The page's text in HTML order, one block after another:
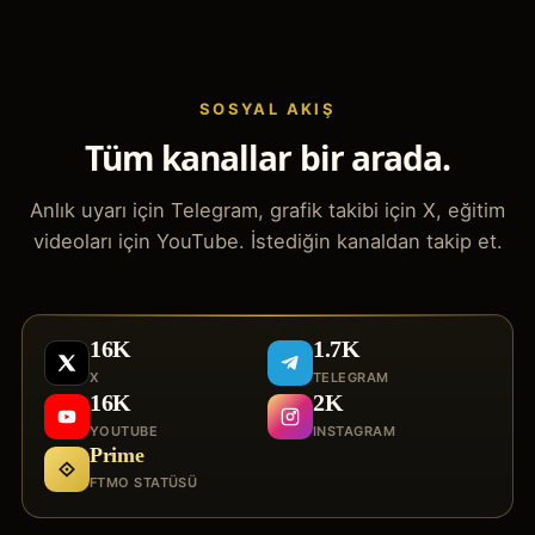
SOSYAL AKIŞ
Tüm kanallar bir arada.
Anlık uyarı için Telegram, grafik takibi için X, eğitim
videoları için YouTube. İstediğin kanaldan takip et.
16K
X
1.7K
TELEGRAM
16K
YOUTUBE
2K
INSTAGRAM
Prime
FTMO STATÜSÜ